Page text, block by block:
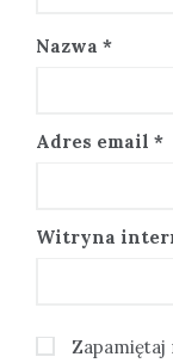
Nazwa *
Adres email *
Witryna